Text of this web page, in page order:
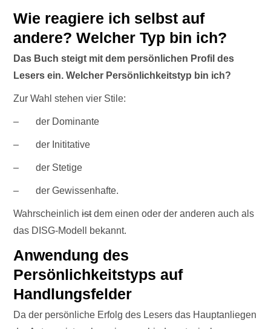
Wie reagiere ich selbst auf
andere? Welcher Typ bin ich?
Das Buch steigt mit dem persönlichen Profil des
Lesers ein. Welcher Persönlichkeitstyp bin ich?
Zur Wahl stehen vier Stile:
– der Dominante
– der Inititative
– der Stetige
– der Gewissenhafte.
Wahrscheinlichistdem einen oder der anderen auch als
das DISG-Modell bekannt.
Anwendung des
Persönlichkeitstyps auf
Handlungsfelder
Da der persönliche Erfolg des Lesers das Hauptanliegen